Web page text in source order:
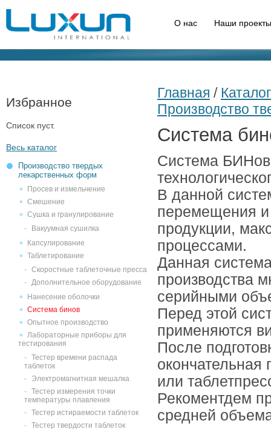
О нас Наши
Избранное
Список пуст.
Весь каталог
Производство твердых
лекарственных форм
Просев и измельчение
Смешение
Сушка и гранулирование
Вакуумная сушилка
Капсулирование
Таблетирование
Скоростные таблеточные пресса
Дополнительное оборудование
Нанесение оболочки
Система бинов
Опытное производство
Лабораторные приборы для
тестирования
Тестер времени распада
таблеток
Электромагнитная мешалка
Тестер измерения точки
температуры плавления
Тестер истираемости таблеток
Тестер твердости таблеток
Главная / Каталог
Производство
Система
Система
В данной
перемещения
продукции,
процессами.
Данная
производства
серийными
Перед этой
применяются
После
окончательная
или
Рекоментдем
средней